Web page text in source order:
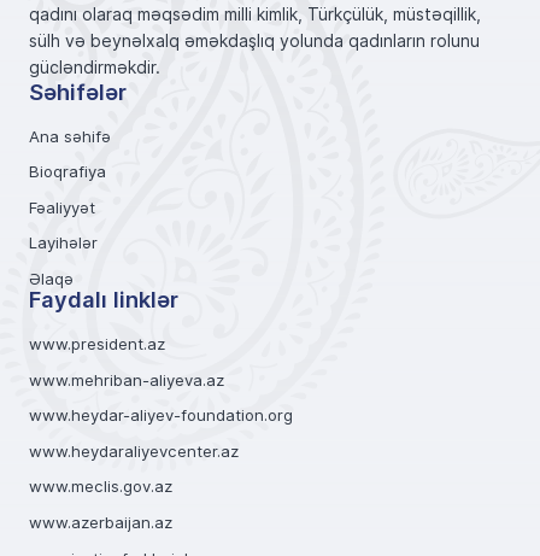
qadını olaraq məqsədim milli kimlik, Türkçülük, müstəqillik,
sülh və beynəlxalq əməkdaşlıq yolunda qadınların rolunu
gücləndirməkdir.
Səhifələr
Ana səhifə
Bioqrafiya
Fəaliyyət
Layihələr
Əlaqə
Faydalı linklər
www.president.az
www.mehriban-aliyeva.az
www.heydar-aliyev-foundation.org
www.heydaraliyevcenter.az
www.meclis.gov.az
www.azerbaijan.az